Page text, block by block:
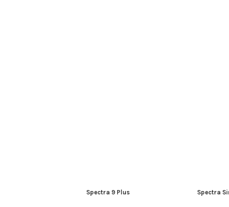
Spectra 9 Plus
Spectra